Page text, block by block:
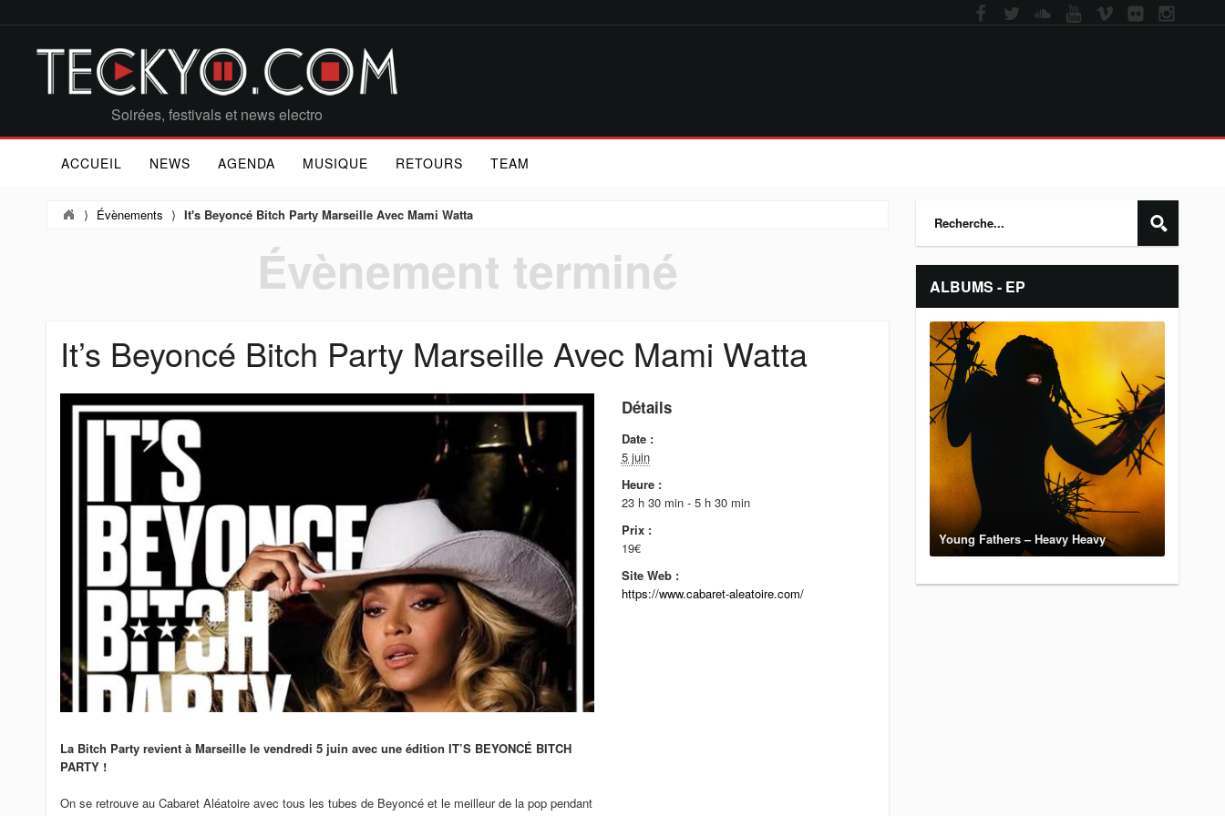
Soirées, festivals et news electro
ACCUEIL NEWS AGENDA MUSIQUE RETOURS TEAM
⟩ Évènements ⟩ It's Beyoncé Bitch Party Marseille Avec Mami Watta
Évènement terminé
It’s Beyoncé Bitch Party Marseille Avec Mami Watta
La Bitch Party revient à Marseille le vendredi 5 juin avec une édition IT’S BEYONCÉ BITCH
PARTY !
On se retrouve au Cabaret Aléatoire avec tous les tubes de Beyoncé et le meilleur de la pop pendant
Détails
Date :
5 juin
Heure :
23 h 30 min - 5 h 30 min
Prix :
19€
Site Web :
https://www.cabaret-aleatoire.com/
ALBUMS - EP
Young Fathers – Heavy Heavy